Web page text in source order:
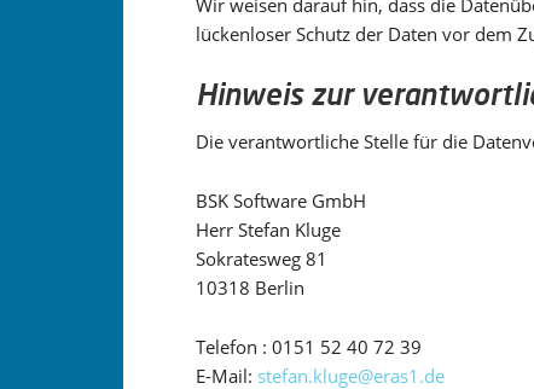
Wir weisen darauf hin, dass die
lückenloser Schutz der Daten vor dem
Hinweis zur
Die verantwortliche Stelle für die
BSK Software GmbH
Herr Stefan Kluge
Sokratesweg 81
10318 Berlin
Telefon : 0151 52 40 72 39
E-Mail: stefan.kluge@eras1.de